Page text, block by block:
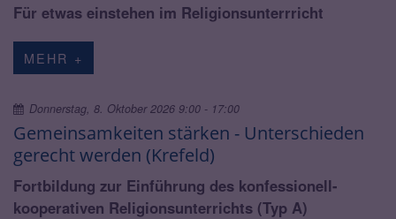
Für etwas einstehen im Religionsunterrricht
MEHR +
Gemeinsamkeiten stärken - Unterschieden
gerecht werden (Krefeld)
Donnerstag, 8. Oktober 2026 9:00 - 17:00
Fortbildung zur Einführung des konfessionell-
kooperativen Religionsunterrichts (Typ A)